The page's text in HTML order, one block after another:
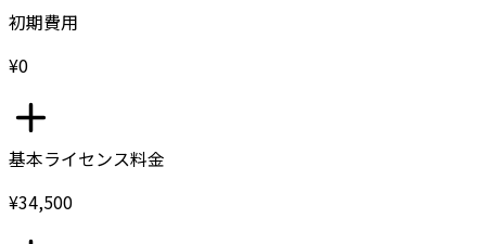
初期費用
¥0
基本ライセンス料金
¥34,500